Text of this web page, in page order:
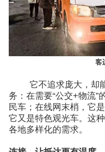
客
它不追求庞大，却
务：在需要“公交+物流”
民车；在线网末梢，它
它又是特色观光车。这
各地多样化的需求。